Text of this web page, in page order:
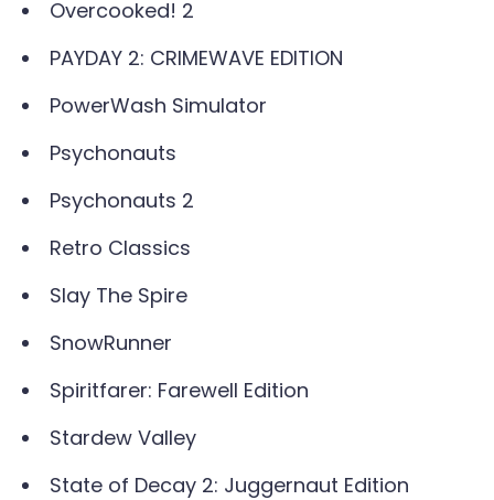
Overcooked! 2
PAYDAY 2: CRIMEWAVE EDITION
PowerWash Simulator
Psychonauts
Psychonauts 2
Retro Classics
Slay The Spire
SnowRunner
Spiritfarer: Farewell Edition
Stardew Valley
State of Decay 2: Juggernaut Edition